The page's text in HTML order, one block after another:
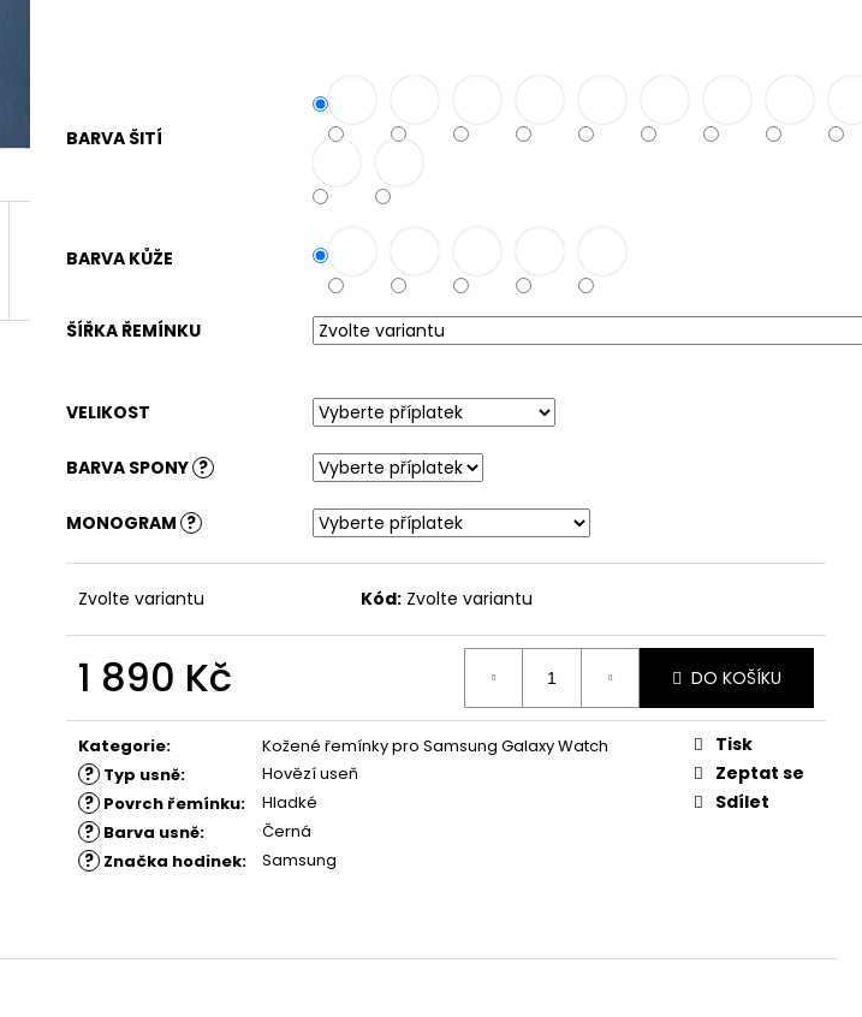
BARVA ŠITÍ
BARVA KŮŽE
ŠÍŘKA ŘEMÍNKU
VELIKOST
BARVA SPONY ?
MONOGRAM ?
Zvolte variantu Kód: Zvolte variantu
1 890 Kč DO KOŠÍKU
Kategorie: Kožené řemínky pro Samsung Galaxy Watch
? Typ usně: Hovězí useň
? Povrch řemínku: Hladké
? Barva usně: Černá
? Značka hodinek: Samsung
Tisk
Zeptat se
Sdílet